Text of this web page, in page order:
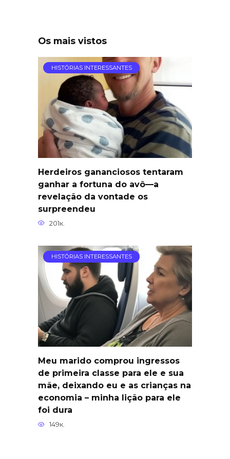
Os mais vistos
HISTÓRIAS INTERESSANTES
Herdeiros gananciosos tentaram
ganhar a fortuna do avô—a
revelação da vontade os
surpreendeu
201к.
HISTÓRIAS INTERESSANTES
Meu marido comprou ingressos
de primeira classe para ele e sua
mãe, deixando eu e as crianças na
economia – minha lição para ele
foi dura
149к.